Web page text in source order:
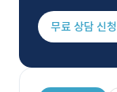
무료 상담 신청